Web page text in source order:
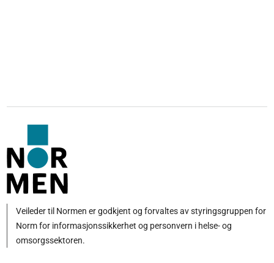
Veileder til Normen er godkjent og forvaltes av styringsgruppen for
Norm for informasjonssikkerhet og personvern i helse- og
omsorgssektoren.